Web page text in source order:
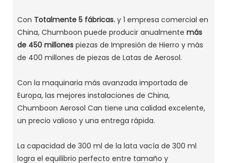
Con Totalmente 5 fábricas. y 1 empresa comercial en
China, Chumboon puede producir anualmente más
de 450 millones piezas de Impresión de Hierro y más
de 400 millones de piezas de Latas de Aerosol.
Con la maquinaria más avanzada importada de
Europa, las mejores instalaciones de China,
Chumboon Aerosol Can tiene una calidad excelente,
un precio valioso y una entrega rápida.
La capacidad de 300 ml de la lata vacía de 300 ml
logra el equilibrio perfecto entre tamaño y